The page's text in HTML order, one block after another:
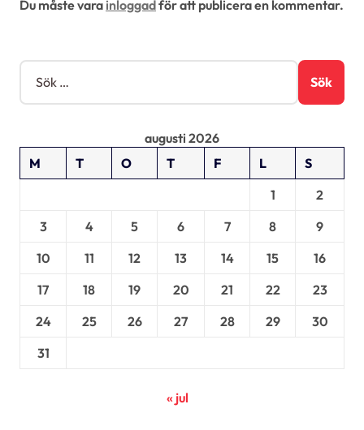
i
g
Du måste vara inloggadför att publicera en kommentar.
S
k
e
augusti 2026
M
T O T F L
S
1
2
3
4 5 6 7 8
9
10
11 12 13 14 15
16
17
18 19 20 21 22
23
24
25 26 27 28 29
30
31
« jul